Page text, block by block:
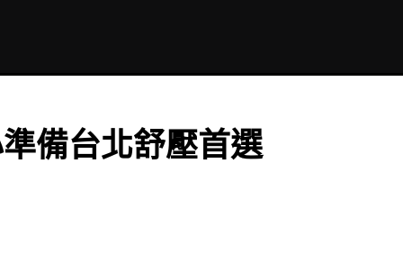
備台北舒壓首選